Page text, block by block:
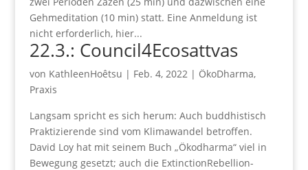
Gehmeditation (10 min) statt. Eine Anmeldung ist
nicht erforderlich, hier...
22.3.: Council4Ecosattvas
von KathleenHoêtsu | Feb. 4, 2022| ÖkoDharma,
Praxis
Langsam spricht es sich herum: Auch buddhistisch
Praktizierende sind vom Klimawandel betroffen.
David Loy hat mit seinem Buch „Ökodharma“ viel in
Bewegung gesetzt; auch die ExtinctionRebellion-